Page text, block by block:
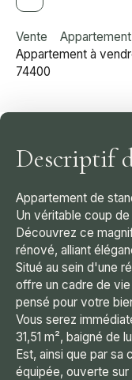
Vente Appartement
Appartement à
74400
Descriptif
Appartement de
Un véritable coup
Découvrez ce
rénové, alliant
Situé au sein d'une
offre un cadre de
pensé pour votre
Vous serez
31,51 m², baigné de
Est, ainsi que par sa
équipée, ouverte